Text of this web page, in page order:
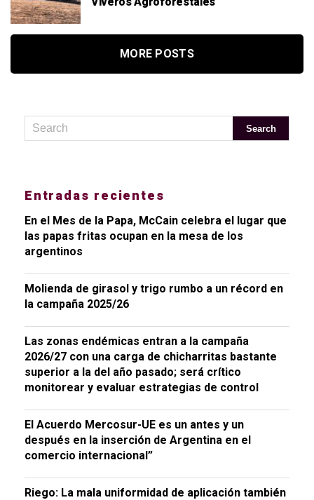
MORE POSTS
Entradas recientes
En el Mes de la Papa, McCain celebra el lugar que
las papas fritas ocupan en la mesa de los
argentinos
Molienda de girasol y trigo rumbo a un récord en
la campaña 2025/26
Las zonas endémicas entran a la campaña
2026/27 con una carga de chicharritas bastante
superior a la del año pasado; será crítico
monitorear y evaluar estrategias de control
El Acuerdo Mercosur-UE es un antes y un
después en la inserción de Argentina en el
comercio internacional”
Riego: La mala uniformidad de aplicación también